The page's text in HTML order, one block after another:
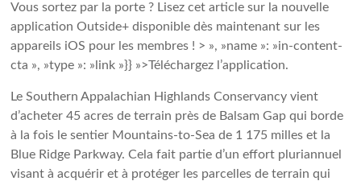
Vous sortez par la porte ? Lisez cet article sur la nouvelle
application Outside+ disponible dès maintenant sur les
appareils iOS pour les membres ! > », »name »: »in-content-
cta », »type »: »link »}} »>Téléchargez l’application.
Le Southern Appalachian Highlands Conservancy vient
d’acheter 45 acres de terrain près de Balsam Gap qui borde
à la fois le sentier Mountains-to-Sea de 1 175 milles et la
Blue Ridge Parkway. Cela fait partie d’un effort pluriannuel
visant à acquérir et à protéger les parcelles de terrain qui